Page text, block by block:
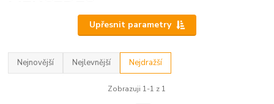
Upřesnit parametry
Nejnovější Nejlevnější Nejdražší
Zobrazuji 1-1 z 1